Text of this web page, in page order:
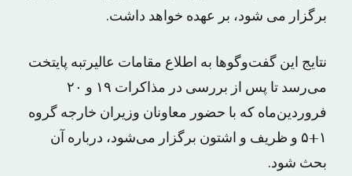
برگزار می شود، بر عهده خواهد داشت.
نتایج این گفت‌وگوها به اطلاع مقامات عالیرتبه پایتخت
می‌رسد تا پس از بررسی در مذاکرات ۱۹ و ۲۰
فروردین‌ماه که با حضور معاونان وزیران خارجه گروه
۱+۵ و ظریف و اشتون برگزار می‌شود، درباره آن
بحث شود.